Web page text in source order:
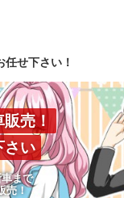
せ下さい！
売！
さい
まで
売！